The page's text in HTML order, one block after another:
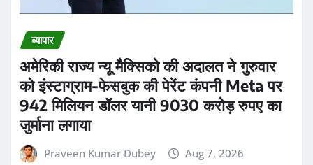
व्यापार
अमेरिकी राज्य न्यू मैक्सिको की अदालत ने गुरुवार
को इंस्टाग्राम-फेसबुक की पेरेंट कंपनी Meta पर
942 मिलियन डॉलर यानी 9030 करोड़ रुपए का
जुर्माना लगाया
Praveen Kumar Dubey Aug 7, 2026